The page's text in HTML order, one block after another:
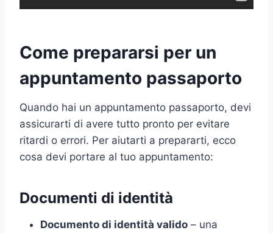
Come prepararsi per un
appuntamento passaporto
Quando hai un appuntamento passaporto, devi
assicurarti di avere tutto pronto per evitare
ritardi o errori. Per aiutarti a prepararti, ecco
cosa devi portare al tuo appuntamento:
Documenti di identità
Documento di identità valido – una